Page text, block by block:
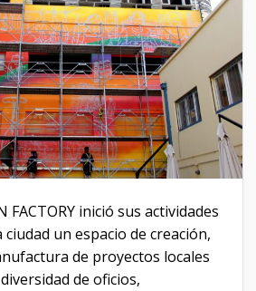
FACTORY inició sus actividades
un espacio de creación,
de proyectos locales
de oficios,